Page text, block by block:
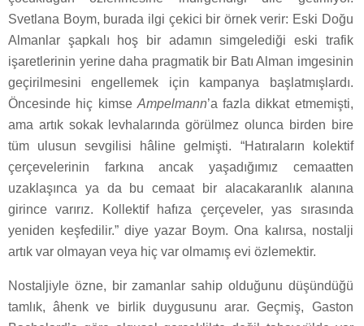
Svetlana Boym, burada ilgi çekici bir örnek verir: Eski Doğu
Almanlar şapkalı hoş bir adamın simgelediği eski trafik
işaretlerinin yerine daha pragmatik bir Batı Alman imgesinin
geçirilmesini engellemek için kampanya başlatmışlardı.
Öncesinde hiç kimse Ampelmann’a fazla dikkat etmemişti,
ama artık sokak levhalarında görülmez olunca birden bire
tüm ulusun sevgilisi hâline gelmişti. “Hatıraların kolektif
çerçevelerinin farkına ancak yaşadığımız cemaatten
uzaklaşınca ya da bu cemaat bir alacakaranlık alanına
girince varırız. Kollektif hafıza çerçeveler, yas sırasında
yeniden keşfedilir.” diye yazar Boym. Ona kalırsa, nostalji
artık var olmayan veya hiç var olmamış evi özlemektir.
Nostaljiyle özne, bir zamanlar sahip olduğunu düşündüğü
tamlık, âhenk ve birlik duygusunu arar. Geçmiş, Gaston